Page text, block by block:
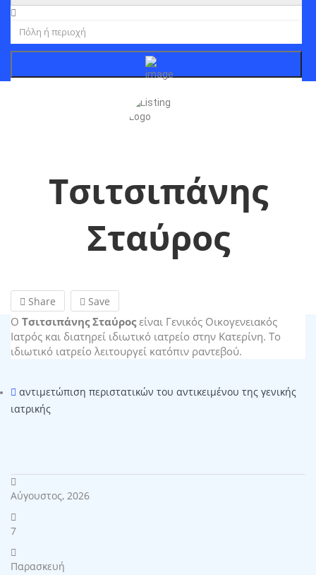
Τσιτσιπάνης
Σταύρος
Share Save
O Τσιτσιπάνης Σταύρος είναι Γενικός Οικογενειακός
Ιατρός και διατηρεί ιδιωτικό ιατρείο στην Κατερίνη. Το
ιδιωτικό ιατρείο λειτουργεί κατόπιν ραντεβού.
αντιμετώπιση περιστατικών του αντικειμένου της γενικής
ιατρικής
Αύγουστος, 2026
7
Παρασκευή